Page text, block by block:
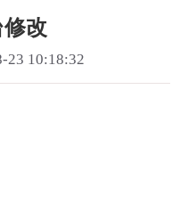
改
23 10:18:32